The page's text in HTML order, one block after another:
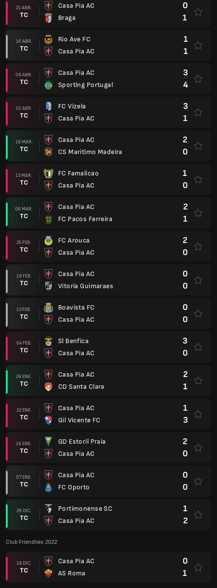
21 ABR.
TC
Casa Pia AC
Braga
0
1
16 ABR.
TC
Rio Ave FC
Casa Pia AC
1
1
09 ABR.
TC
Casa Pia AC
Sporting Portugal
3
4
01 ABR.
TC
FC Vizela
Casa Pia AC
3
1
19 MAR.
TC
Casa Pia AC
CS Maritimo Madeira
2
0
13 MAR.
TC
FC Famalicao
Casa Pia AC
1
0
06 MAR.
TC
Casa Pia AC
FC Pacos Ferreira
2
1
25 FEB.
TC
FC Arouca
Casa Pia AC
2
0
19 FEB.
TC
Casa Pia AC
Vitoria Guimaraes
0
0
13 FEB.
TC
Boavista FC
Casa Pia AC
0
0
04 FEB.
TC
Sl Benfica
Casa Pia AC
3
0
29 ENE.
TC
Casa Pia AC
CD Santa Clara
2
1
22 ENE.
TC
Casa Pia AC
Gil Vicente FC
1
3
16 ENE.
TC
GD Estoril Praia
Casa Pia AC
2
0
07 ENE.
TC
Casa Pia AC
FC Oporto
0
0
28 DIC.
TC
Portimonense SC
Casa Pia AC
1
2
Club Friendlies 2022
19 DIC.
TC
Casa Pia AC
AS Roma
0
1